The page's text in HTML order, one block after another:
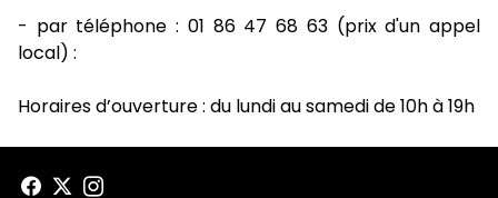
- par téléphone : 01 86 47 68 63 (prix d'un appel
local) :
Horaires d’ouverture : du lundi au samedi de 10h à 19h